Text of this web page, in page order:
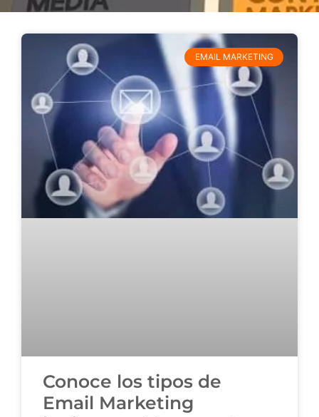
EMAIL MARKETING
Conoce los tipos de
Email Marketing